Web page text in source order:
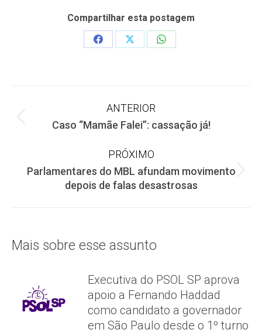
Compartilhar esta postagem
Share
Share
Share
Navegação
post:
ANTERIOR
Post
Caso “Mamãe Falei”: cassação já!
PRÓXIMO
Próximo
post:
Parlamentares do MBL afundam movimento
depois de falas desastrosas
Mais sobre esse assunto
Executiva do PSOL SP aprova
apoio a Fernando Haddad
como candidato a governador
em São Paulo desde o 1º turno